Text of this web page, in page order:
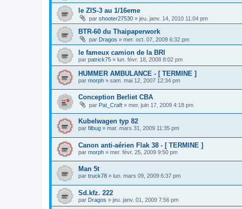
le ZIS-3 au 1/16eme
par shooter27530 » jeu. janv. 14, 2010 11:04 pm
BTR-60 du Thaipaperwork
par Dragos » mer. oct. 07, 2009 6:32 pm
le fameux camion de la BRI
par patrick75 » lun. févr. 18, 2008 8:02 pm
HUMMER AMBULANCE - [ TERMINE ]
par morph » sam. mai 12, 2007 12:34 pm
Conception Berliet CBA
par Pat_Craft » mer. juin 17, 2009 4:18 pm
Kubelwagen typ 82
par filbug » mar. mars 31, 2009 11:35 pm
Canon anti-aérien Flak 38 - [ TERMINE ]
par morph » mer. févr. 25, 2009 9:50 pm
Man 5t
par truck78 » lun. mars 09, 2009 6:37 pm
Sd.kfz. 222
par Dragos » jeu. janv. 01, 2009 7:56 pm